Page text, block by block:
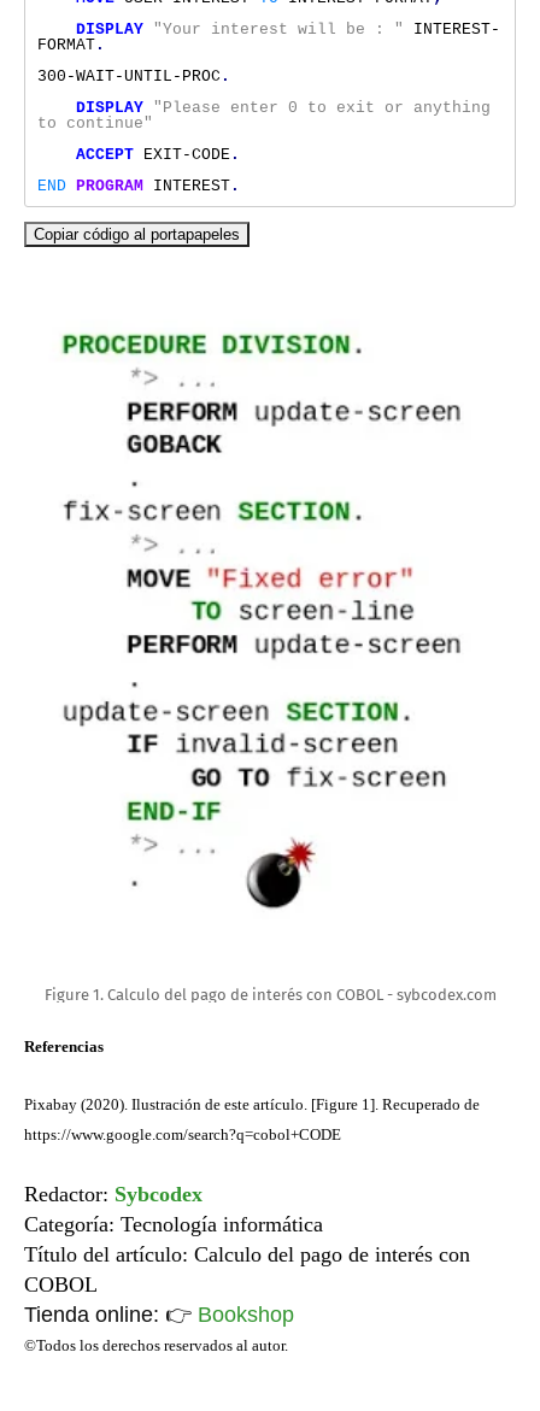
DISPLAY
"Your interest will be : "
INTEREST-
FORMAT .
300-WAIT-UNTIL-PROC .
DISPLAY
"Please enter 0 to exit or anything
to continue"
ACCEPT
EXIT-CODE .
END
PROGRAM INTEREST .
Copiar código al portapapeles
Figure 1. Calculo del pago de interés con COBOL - sybcodex.com
Referencias
Pixabay (2020). Ilustración de este artículo. [Figure 1]. Recuperado de
https://www.google.com/search?q=cobol+CODE
Redactor: Sybcodex
Categoría: Tecnología informática
Título del artículo: Calculo del pago de interés con
COBOL
Tienda online: 👉 Bookshop
©Todos los derechos reservados al autor.